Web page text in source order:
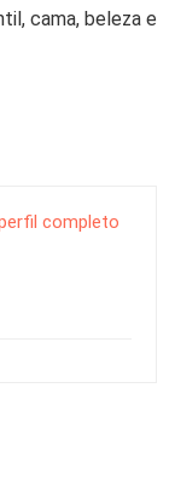
cama, beleza e
completo